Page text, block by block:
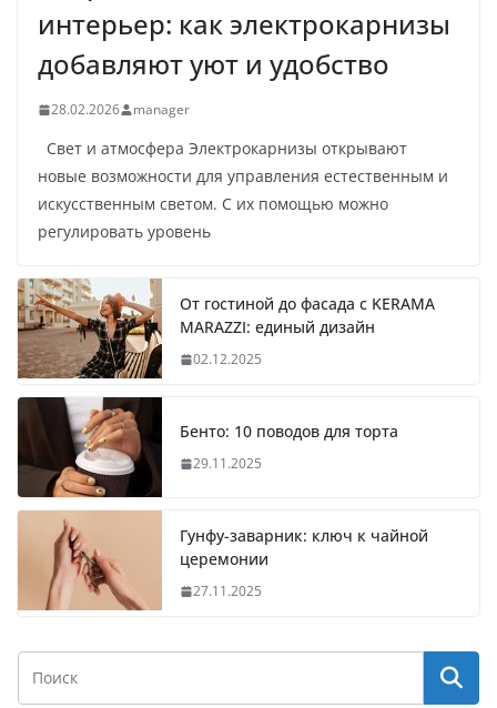
интерьер: как электрокарнизы
добавляют уют и удобство
28.02.2026 manager
Свет и атмосфера Электрокарнизы открывают
новые возможности для управления естественным и
искусственным светом. С их помощью можно
регулировать уровень
От гостиной до фасада с KERAMA
MARAZZI: единый дизайн
02.12.2025
Бенто: 10 поводов для торта
29.11.2025
Гунфу-заварник: ключ к чайной
церемонии
27.11.2025